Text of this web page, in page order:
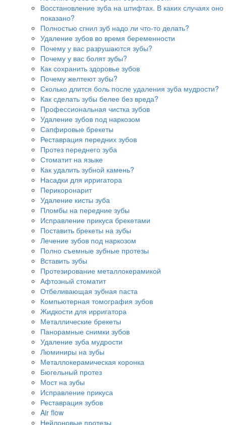
Восстановление зуба на штифтах. В каких случаях оно
показано?
Полностью сгнил зуб надо ли что-то делать?
Удаление зубов во время беременности
Почему у вас разрушаются зубы?
Почему у вас болят зубы?
Как сохранить здоровье зубов
Почему желтеют зубы?
Сколько длится боль после удаления зуба мудрости?
Как сделать зубы белее без вреда?
Профессиональная чистка зубов
Удаление зубов под наркозом
Сапфировые брекеты
Реставрация передних зубов
Протез переднего зуба
Стоматит на языке
Как удалить зубной камень?
Насадки для ирригатора
Перикоронарит
Удаление кисты зуба
Пломбы на передние зубы
Исправление прикуса брекетами
Поставить брекеты на зубы
Лечение зубов под наркозом
Полно съемные зубные протезы
Вставить зубы
Протезирование металлокерамикой
Афтозный стоматит
Отбеливающая зубная паста
Компьютерная томография зубов
Жидкости для ирригатора
Металлические брекеты
Панорамные снимки зубов
Удаление зуба мудрости
Люминиры на зубы
Металлокерамическая коронка
Бюгельный протез
Мост на зубы
Исправление прикуса
Реставрация зубов
Air flow
Нейлоновые протезы